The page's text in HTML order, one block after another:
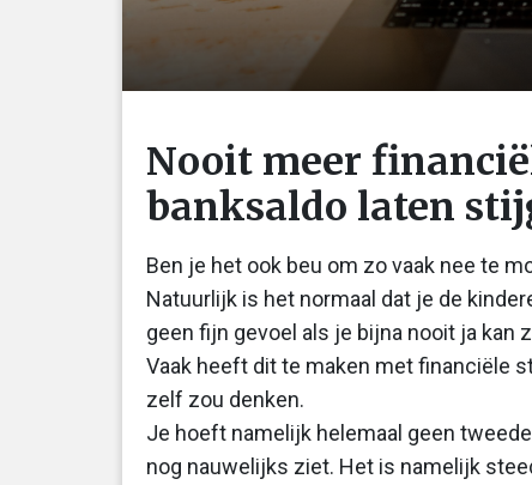
Nooit meer
banksaldo laten
Ben je het ook beu om zo vaak nee te
Natuurlijk is het normaal dat je de
geen fijn gevoel als je bijna nooit ja kan
Vaak heeft dit te maken met financiële
zelf zou denken.
Je hoeft namelijk helemaal geen
nog nauwelijks ziet. Het is namelijk